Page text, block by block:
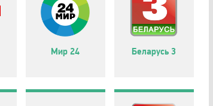
Мир 24 Беларусь 3